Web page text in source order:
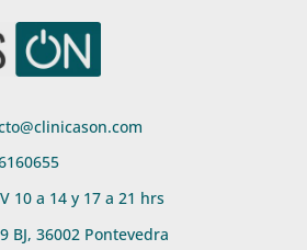
10 a 14 y 17 a 21 hrs
BJ, 36002 Pontevedra